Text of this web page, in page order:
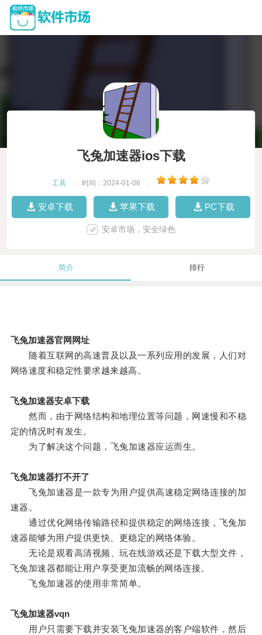
飞兔加速器ios下载
工具 时间：2024-01-06
安卓下载 苹果下载 PC下载
安卓市场，安全绿色
简介 排行
飞兔加速器官网网址
随着互联网的高速普及以及一系列应用的发展，人们对
网络速度和稳定性要求越来越高。
飞兔加速器安卓下载
然而，由于网络结构和地理位置等问题，网速慢和不稳
定的情况时有发生。
为了解决这个问题，飞兔加速器应运而生。
飞兔加速器打不开了
飞兔加速器是一款专为用户提供高速稳定网络连接的加
速器。
通过优化网络传输路径和提供稳定的网络连接，飞兔加
速器能够为用户提供更快、更稳定的网络体验。
无论是观看高清视频、玩在线游戏还是下载大型文件，
飞兔加速器都能让用户享受更加流畅的网络连接。
飞兔加速器的使用非常简单。
飞兔加速器vqn
用户只需要下载并安装飞兔加速器的客户端软件，然后